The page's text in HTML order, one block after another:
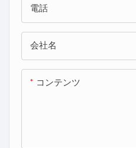
電話
会社名
コンテンツ